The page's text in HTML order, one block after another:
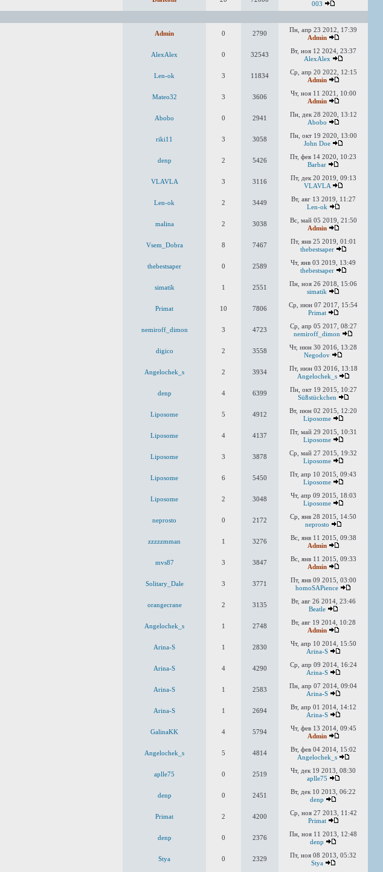
003
Admin 0 2790
Пн, апр 23 2012, 17:39
Admin
AlexAlex 0 32543
Вт, ноя 12 2024, 23:37
AlexAlex
Len-ok 3 11834
Ср, апр 20 2022, 12:15
Admin
Mateo32 3 3606
Чт, ноя 11 2021, 10:00
Admin
Abobo 0 2941
Пн, дек 28 2020, 13:12
Abobo
riki11 3 3058
Пн, окт 19 2020, 13:00
John Doe
denp 2 5426
Пт, фев 14 2020, 10:23
Barbar
VLAVLA 3 3116
Пт, дек 20 2019, 09:13
VLAVLA
Len-ok 2 3449
Вт, авг 13 2019, 11:27
Len-ok
malina 2 3038
Вс, май 05 2019, 21:50
Admin
Vsem_Dobra 8 7467
Пт, янв 25 2019, 01:01
thebestsaper
thebestsaper 0 2589
Чт, янв 03 2019, 13:49
thebestsaper
simatik 1 2551
Пн, ноя 26 2018, 15:06
simatik
Primat 10 7806
Ср, июн 07 2017, 15:54
Primat
nemiroff_dimon 3 4723
Ср, апр 05 2017, 08:27
nemiroff_dimon
digico 2 3558
Чт, июн 30 2016, 13:28
Negodov
Angelochek_s 2 3934
Пт, июн 03 2016, 13:18
Angelochek_s
denp 4 6399
Пн, окт 19 2015, 10:27
Süßstückchen
Liposome 5 4912
Вт, июн 02 2015, 12:20
Liposome
Liposome 4 4137
Пт, май 29 2015, 10:31
Liposome
Liposome 3 3878
Ср, май 27 2015, 19:32
Liposome
Liposome 6 5450
Пт, апр 10 2015, 09:43
Liposome
Liposome 2 3048
Чт, апр 09 2015, 18:03
Liposome
neprosto 0 2172
Ср, янв 28 2015, 14:50
neprosto
zzzzzmman 1 3276
Вс, янв 11 2015, 09:38
Admin
mvs87 3 3847
Вс, янв 11 2015, 09:33
Admin
Solitary_Dale 3 3771
Пт, янв 09 2015, 03:00
homoSAPience
orangecrane 2 3135
Вт, авг 26 2014, 23:46
Beatle
Angelochek_s 1 2748
Вт, авг 19 2014, 10:28
Admin
Arina-S 1 2830
Чт, апр 10 2014, 15:50
Arina-S
Arina-S 4 4290
Ср, апр 09 2014, 16:24
Arina-S
Arina-S 1 2583
Пн, апр 07 2014, 09:04
Arina-S
Arina-S 1 2694
Вт, апр 01 2014, 14:12
Arina-S
GalinaKK 4 5794
Чт, фев 13 2014, 09:45
Admin
Angelochek_s 5 4814
Вт, фев 04 2014, 15:02
Angelochek_s
aplle75 0 2519
Чт, дек 19 2013, 08:30
aplle75
denp 0 2451
Вт, дек 10 2013, 06:22
denp
Primat 2 4200
Ср, ноя 27 2013, 11:42
Primat
denp 0 2376
Пн, ноя 11 2013, 12:48
denp
Stya 0 2329
Пт, ноя 08 2013, 05:32
Stya